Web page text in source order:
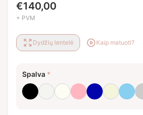
€140,00
+ PVM
Dydžių lentelė Kaip matuoti?
Spalva *
JuodaOptinė balta
Pieno balta
RausvaRoyal mėlyna
Smėlinė